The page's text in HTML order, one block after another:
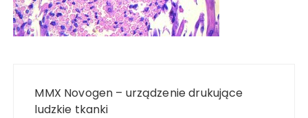
wpisu
MMX Novogen – urządzenie drukujące
ludzkie tkanki